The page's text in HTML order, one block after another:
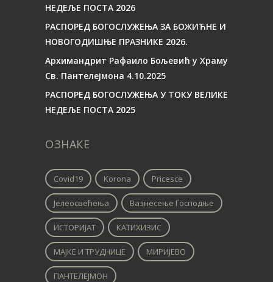
НЕДЕЉЕ ПОСТА 2026
РАСПОРЕД БОГОСЛУЖЕЊА ЗА БОЖИЋНЕ И
НОВОГОДИШЊЕ ПРАЗНИКЕ 2026.
Архимандрит Рафаило Бољевић у Храму
Св. Пантелејмона 4.10.2025
РАСПОРЕД БОГОСЛУЖЕЊА У ТОКУ ВЕЛИКЕ
НЕДЕЉЕ ПОСТА 2025
ОЗНАКЕ
Covid19 Korona Pricesce
Јелеосвећења Вазнесење Господње
ИСТОРИЈАТ КАТИХИЗИС
МАЈКЕ И ТРУДНИЦЕ МИРИЈЕВО
ПАНТЕЛЕЈМОН